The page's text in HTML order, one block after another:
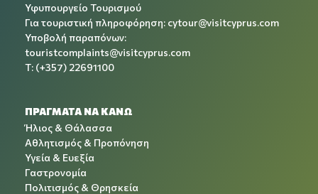
Υφυπουργείο Τουρισμού
Για τουριστική πληροφόρηση: cytour@visitcyprus.com
Υποβολή παραπόνων:
touristcomplaints@visitcyprus.com
T: (+357) 22691100
ΠΡΑΓΜΑΤΑ ΝΑ ΚΑΝΩ
Ήλιος & Θάλασσα
Αθλητισμός & Προπόνηση
Υγεία & Ευεξία
Γαστρονομία
Πολιτισμός & Θρησκεία